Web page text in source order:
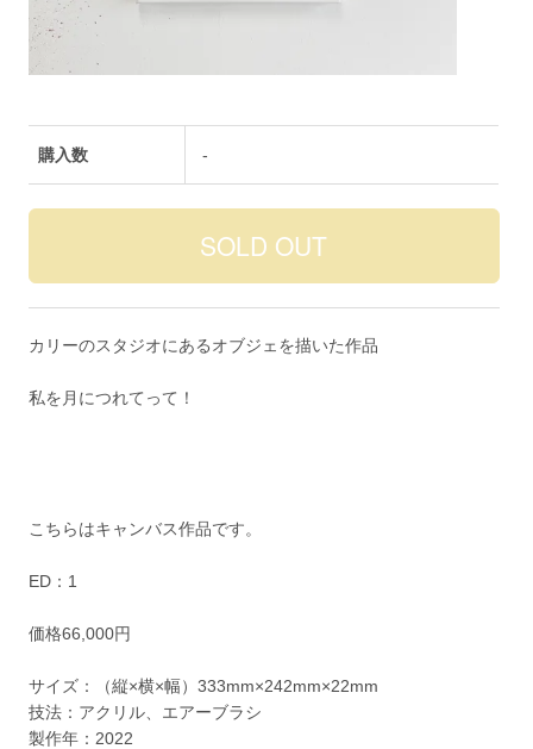
購入数 -
カリーのスタジオにあるオブジェを描いた作品
私を月につれてって！
こちらはキャンバス作品です。
ED：1
価格66,000円
サイズ：（縦×横×幅）333mm×242mm×22mm
技法：アクリル、エアーブラシ
製作年：2022